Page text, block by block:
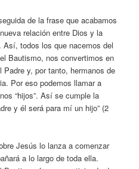
de la frase que acabamos
relación entre Dios y la
Así, todos los que nacemos del
Bautismo, nos convertimos en
Padre y, por tanto, hermanos de
Por eso podemos llamar a
“hijos”. Así se cumple la
y él será para mí un hijo” (2
Jesús lo lanza a comenzar
a lo largo de toda ella.